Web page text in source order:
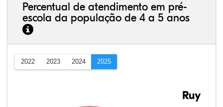
Percentual de atendimento em pré-
escola da população de 4 a 5 anos
2022 2023 2024 2025
Ruy